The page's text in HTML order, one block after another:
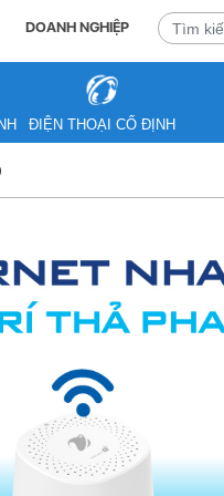
DOANH NGHIỆP
ĐIỆN THOẠI CỐ ĐỊNH